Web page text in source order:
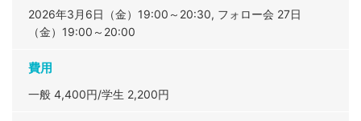
2026年3月6日（金）19:00～20:30, フォロー会 27日
（金）19:00～20:00
費用
一般 4,400円/学生 2,200円